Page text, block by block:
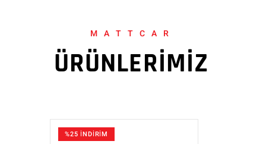
MATTCAR
ÜRÜNLERİMİZ
%25 İNDİRİM